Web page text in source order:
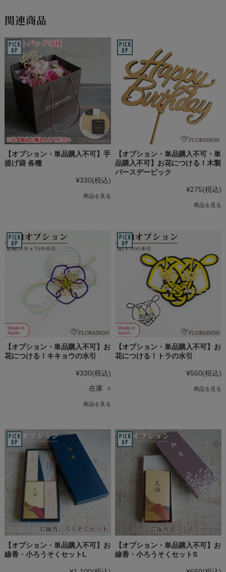
関連商品
【オプション・単品購入不可】手
提げ袋 各種
¥330(税込)
商品を見る
【オプション・単品購入不可・単
品購入不可】お花につける！木製
バースデーピック
¥275(税込)
商品を見る
【オプション・単品購入不可】お
花につける！キキョウの水引
¥330(税込)
在庫 ○
商品を見る
【オプション・単品購入不可】お
花につける！トラの水引
¥550(税込)
商品を見る
【オプション・単品購入不可】お
線香・小ろうそくセットL
【オプション・単品購入不可】お
線香・小ろうそくセットS